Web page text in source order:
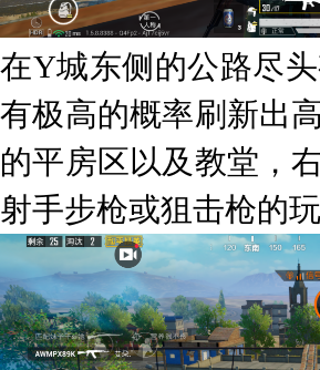
在Y城东侧的公路尽
有极高的概率刷新出
的平房区以及教堂，
射手步枪或狙击枪的玩